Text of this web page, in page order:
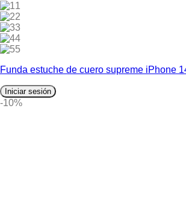
1
2
3
4
5
Funda estuche de cuero supreme iPhone
Iniciar sesión
-10%